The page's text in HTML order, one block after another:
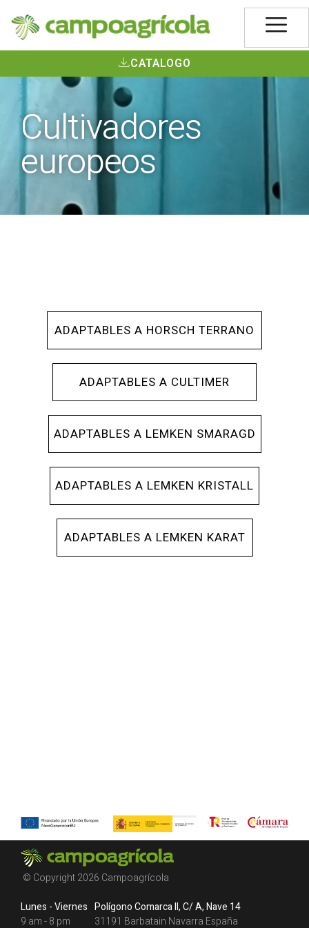
CATALOGO
Cultivadores
europeos
ADAPTABLES A HORSCH TERRANO
ADAPTABLES A CULTIMER
ADAPTABLES A LEMKEN SMARAGD
ADAPTABLES A LEMKEN KRISTALL
ADAPTABLES A LEMKEN KARAT
© Copyright 2026 Campoagrícola
Lunes - Viernes
9 am - 8 pm
Polígono Comarca II, C/ A, Nave 14
31191 Barbatain Navarra España